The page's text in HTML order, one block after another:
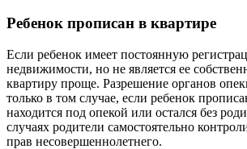
Ребенок прописан в квартире
Если ребенок имеет постоянную
недвижимости, но не является ее
квартиру проще. Разрешение органов
только в том случае, если ребенок
находится под опекой или остался без
случаях родители самостоятельно
прав несовершеннолетнего.